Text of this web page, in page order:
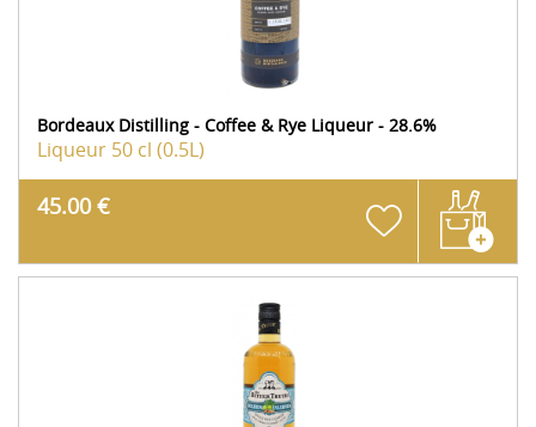
Bordeaux Distilling - Coffee & Rye Liqueur - 28.6%
Liqueur 50 cl (0.5L)
45.00 €